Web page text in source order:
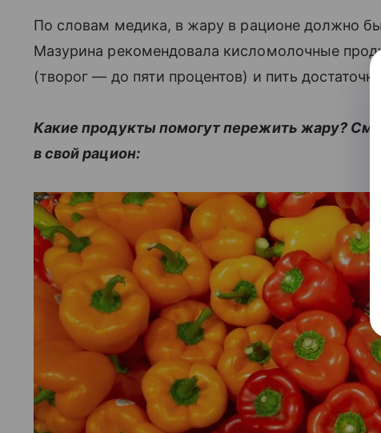
По словам медика, в жару в рационе должно
Мазурина рекомендовала кисломолочные
(творог — до пяти процентов) и пить
Какие продукты помогут пережить жару?
в свой рацион: